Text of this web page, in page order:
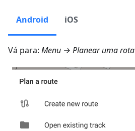
Android iOS
Vá para: Menu → Planear uma rota